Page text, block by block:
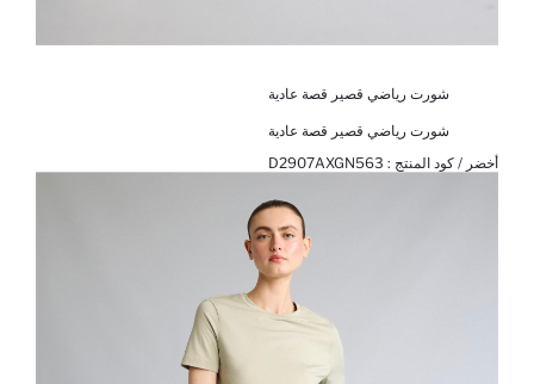
شورت رياضي قصير قصة عادية
شورت رياضي قصير قصة عادية
أخضر / كود المنتج : D2907AXGN563